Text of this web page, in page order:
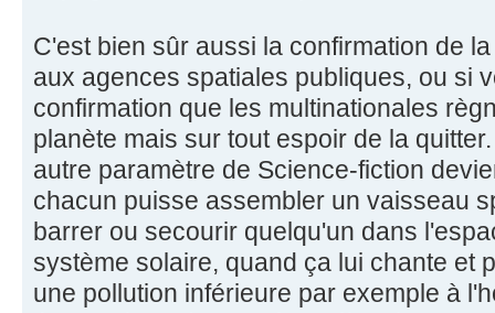
C'est bien sûr aussi la confirmation de
aux agences spatiales publiques, ou si
confirmation que les multinationales
planète mais sur tout espoir de la
autre paramètre de Science-fiction
chacun puisse assembler un vaisseau
barrer ou secourir quelqu'un dans
système solaire, quand ça lui chante et
une pollution inférieure par exemple à